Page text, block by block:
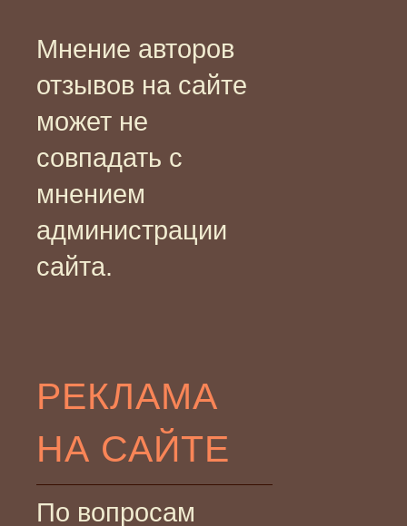
Мнение авторов
отзывов на сайте
может не
совпадать с
мнением
администрации
сайта.
РЕКЛАМА
НА САЙТЕ
По вопросам